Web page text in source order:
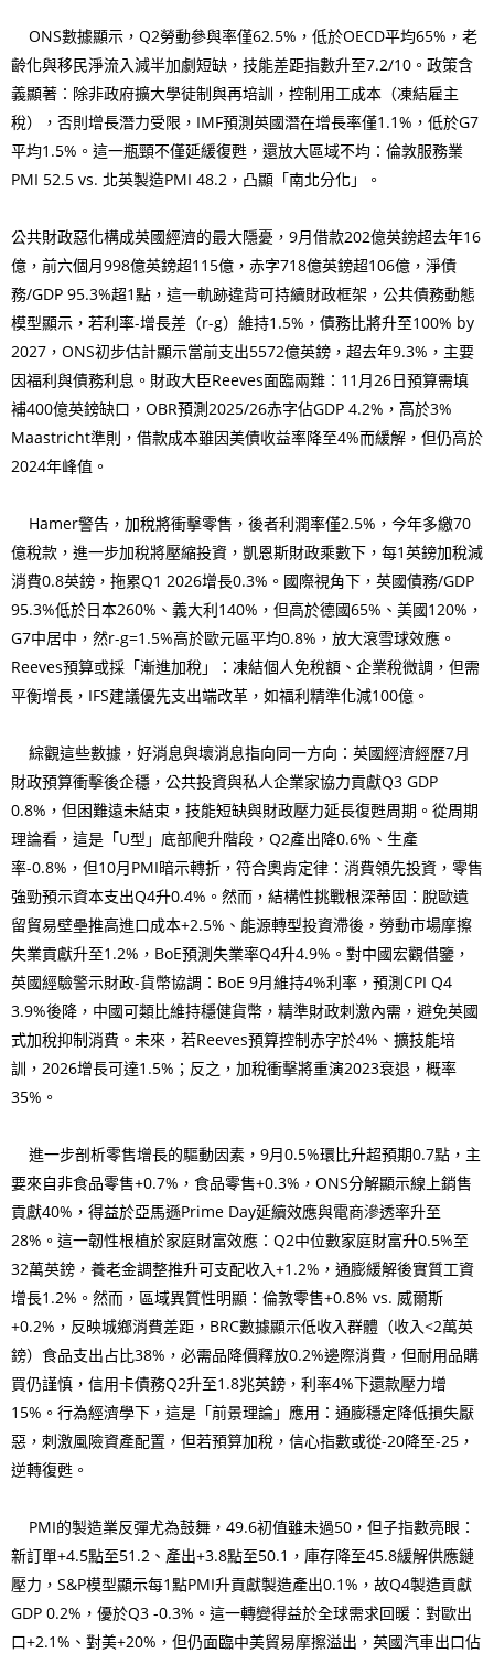
ONS數據顯示，Q2勞動參與率僅62.5%，低於OECD平均65%，老
齡化與移民淨流入減半加劇短缺，技能差距指數升至7.2/10。政策含
義顯著：除非政府擴大學徒制與再培訓，控制用工成本（凍結雇主
稅），否則增長潛力受限，IMF預測英國潛在增長率僅1.1%，低於G7
平均1.5%。這一瓶頸不僅延緩復甦，還放大區域不均：倫敦服務業
PMI 52.5 vs. 北英製造PMI 48.2，凸顯「南北分化」。
公共財政惡化構成英國經濟的最大隱憂，9月借款202億英鎊超去年16
億，前六個月998億英鎊超115億，赤字718億英鎊超106億，淨債
務/GDP 95.3%超1點，這一軌跡違背可持續財政框架，公共債務動態
模型顯示，若利率-增長差（r-g）維持1.5%，債務比將升至100% by
2027，ONS初步估計顯示當前支出5572億英鎊，超去年9.3%，主要
因福利與債務利息。財政大臣Reeves面臨兩難：11月26日預算需填
補400億英鎊缺口，OBR預測2025/26赤字佔GDP 4.2%，高於3%
Maastricht準則，借款成本雖因美債收益率降至4%而緩解，但仍高於
2024年峰值。
Hamer警告，加稅將衝擊零售，後者利潤率僅2.5%，今年多繳70
億稅款，進一步加稅將壓縮投資，凱恩斯財政乘數下，每1英鎊加稅減
消費0.8英鎊，拖累Q1 2026增長0.3%。國際視角下，英國債務/GDP
95.3%低於日本260%、義大利140%，但高於德國65%、美國120%，
G7中居中，然r-g=1.5%高於歐元區平均0.8%，放大滾雪球效應。
Reeves預算或採「漸進加稅」：凍結個人免稅額、企業稅微調，但需
平衡增長，IFS建議優先支出端改革，如福利精準化減100億。
綜觀這些數據，好消息與壞消息指向同一方向：英國經濟經歷7月
財政預算衝擊後企穩，公共投資與私人企業家協力貢獻Q3 GDP
0.8%，但困難遠未結束，技能短缺與財政壓力延長復甦周期。從周期
理論看，這是「U型」底部爬升階段，Q2產出降0.6%、生產
率-0.8%，但10月PMI暗示轉折，符合奧肯定律：消費領先投資，零售
強勁預示資本支出Q4升0.4%。然而，結構性挑戰根深蒂固：脫歐遺
留貿易壁壘推高進口成本+2.5%、能源轉型投資滯後，勞動市場摩擦
失業貢獻升至1.2%，BoE預測失業率Q4升4.9%。對中國宏觀借鑒，
英國經驗警示財政-貨幣協調：BoE 9月維持4%利率，預測CPI Q4
3.9%後降，中國可類比維持穩健貨幣，精準財政刺激內需，避免英國
式加稅抑制消費。未來，若Reeves預算控制赤字於4%、擴技能培
訓，2026增長可達1.5%；反之，加稅衝擊將重演2023衰退，概率
35%。
進一步剖析零售增長的驅動因素，9月0.5%環比升超預期0.7點，主
要來自非食品零售+0.7%，食品零售+0.3%，ONS分解顯示線上銷售
貢獻40%，得益於亞馬遜Prime Day延續效應與電商滲透率升至
28%。這一韌性根植於家庭財富效應：Q2中位數家庭財富升0.5%至
32萬英鎊，養老金調整推升可支配收入+1.2%，通膨緩解後實質工資
增長1.2%。然而，區域異質性明顯：倫敦零售+0.8% vs. 威爾斯
+0.2%，反映城鄉消費差距，BRC數據顯示低收入群體（收入<2萬英
鎊）食品支出占比38%，必需品降價釋放0.2%邊際消費，但耐用品購
買仍謹慎，信用卡債務Q2升至1.8兆英鎊，利率4%下還款壓力增
15%。行為經濟學下，這是「前景理論」應用：通膨穩定降低損失厭
惡，刺激風險資產配置，但若預算加稅，信心指數或從-20降至-25，
逆轉復甦。
PMI的製造業反彈尤為鼓舞，49.6初值雖未過50，但子指數亮眼：
新訂單+4.5點至51.2、產出+3.8點至50.1，庫存降至45.8緩解供應鏈
壓力，S&P模型顯示每1點PMI升貢獻製造產出0.1%，故Q4製造貢獻
GDP 0.2%，優於Q3 -0.3%。這一轉變得益於全球需求回暖：對歐出
口+2.1%、對美+20%，但仍面臨中美貿易摩擦溢出，英國汽車出口佔